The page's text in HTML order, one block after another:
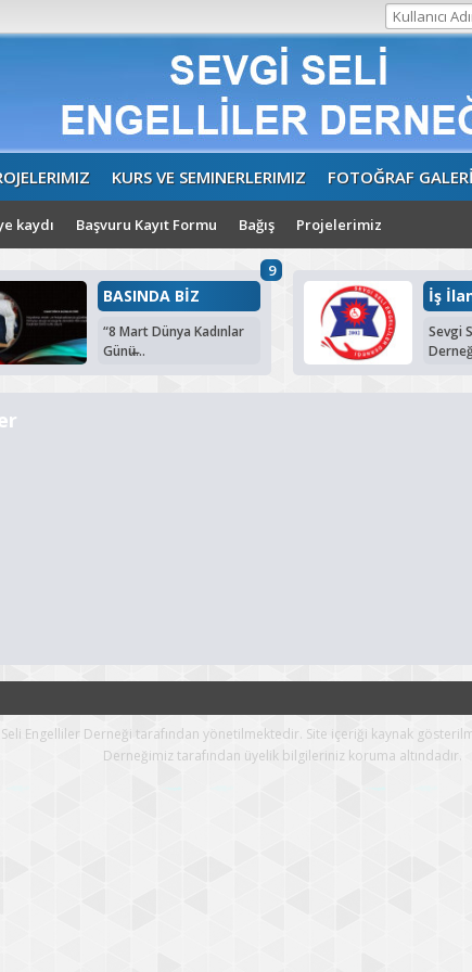
KURS VE SEMINERLERIMIZ FOTOĞRAF
kaydı Başvuru Kayıt Formu Bağış Projelerimiz
9
BASINDA BİZ
“8 Mart Dünya Kadınlar
Günü̶...
İş
Sevgi
Seli Engelliler Derneği tarafından yönetilmektedir. Site içeriği kaynak
Derneğimiz tarafından üyelik bilgileriniz koruma altındadır.